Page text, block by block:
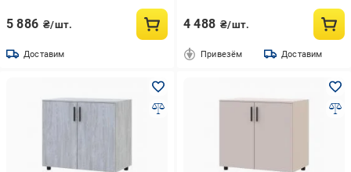
5 886 ₴/шт.
Доставим
4 488 ₴/шт.
Привезём Доставим